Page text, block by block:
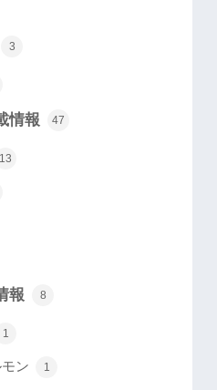
3
情報 47
13
報 8
1
ン 1